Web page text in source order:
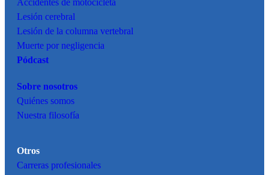
Accidentes de motocicleta
Lesión cerebral
Lesión de la columna vertebral
Muerte por negligencia
Pódcast
Sobre nosotros
Quiénes somos
Nuestra filosofía
Otros
Carreras profesionales